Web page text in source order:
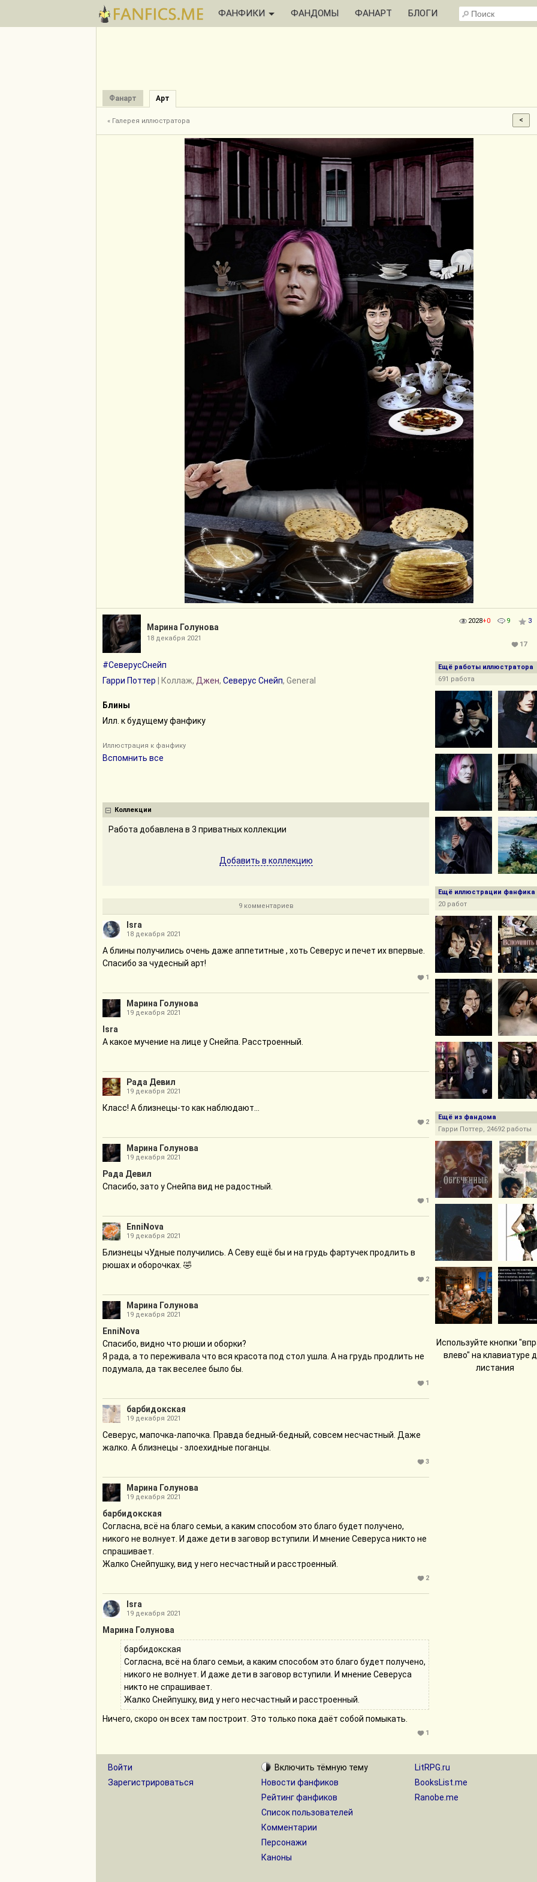
ФАНФИКИ ФАНДОМЫ ФАНАРТ БЛОГИ
Фанарт Арт
« Галерея иллюстратора
Марина Голунова
18 декабря 2021
#СеверусСнейп
Гарри Поттер | Коллаж, Джен, Северус Снейп, General
Блины
Илл. к будущему фанфику
Иллюстрация к фанфику
Вспомнить все
Коллекции
Работа добавлена в 3 приватных коллекции
Добавить в коллекцию
9 комментариев
Isra
18 декабря 2021
А блины получились очень даже аппетитные , хоть Северус и печет их впервые.
Спасибо за чудесный арт!
1
Марина Голунова
19 декабря 2021
Isra
А какое мучение на лице у Снейпа. Расстроенный.
Рада Девил
19 декабря 2021
Класс! А близнецы-то как наблюдают...
2
Марина Голунова
19 декабря 2021
Рада Девил
Спасибо, зато у Снейпа вид не радостный.
1
EnniNova
19 декабря 2021
Близнецы чУдные получились. А Севу ещё бы и на грудь фартучек продлить в
рюшах и оборочках. 🤣
2
Марина Голунова
19 декабря 2021
EnniNova
Спасибо, видно что рюши и оборки?
Я рада, а то переживала что вся красота под стол ушла. А на грудь продлить не
подумала, да так веселее было бы.
1
барбидокская
19 декабря 2021
Северус, мапочка-лапочка. Правда бедный-бедный, совсем несчастный. Даже
жалко. А близнецы - злоехидные поганцы.
3
Марина Голунова
19 декабря 2021
барбидокская
Согласна, всё на благо семьи, а каким способом это благо будет получено,
никого не волнует. И даже дети в заговор вступили. И мнение Северуса никто не
спрашивает.
Жалко Снейпушку, вид у него несчастный и расстроенный.
2
Isra
19 декабря 2021
Марина Голунова
барбидокская
Согласна, всё на благо семьи, а каким способом это благо будет получено,
никого не волнует. И даже дети в заговор вступили. И мнение Северуса
никто не спрашивает.
Жалко Снейпушку, вид у него несчастный и расстроенный.
Ничего, скоро он всех там построит. Это только пока даёт собой помыкать.
1
2028+0 9 3
17
Ещё работы иллюстратора
691 работа
Ещё иллюстрации фанфика
20 работ
Ещё из фандома
Гарри Поттер, 24692 работы
Используйте кнопки
влево" на клавиатуре
листания
Войти
Зарегистрироваться
Включить тёмную тему
Новости фанфиков
Рейтинг фанфиков
Список пользователей
Комментарии
Персонажи
Каноны
LitRPG.ru
BooksList.me
Ranobe.me